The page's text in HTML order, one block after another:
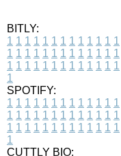
BITLY:
1 1 1 1 1 1 1 1 1 1 1 1 1
1 1 1 1 1 1 1 1 1 1 1 1 1
1 1 1 1 1 1 1 1 1 1 1 1 1
1
SPOTIFY:
1 1 1 1 1 1 1 1 1 1 1 1 1
1 1 1 1 1 1 1 1 1 1 1 1 1
1 1 1 1 1 1 1 1 1 1 1 1 1
1
CUTTLY BIO: